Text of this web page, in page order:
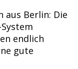
aus Berlin: Die
endlich
gute